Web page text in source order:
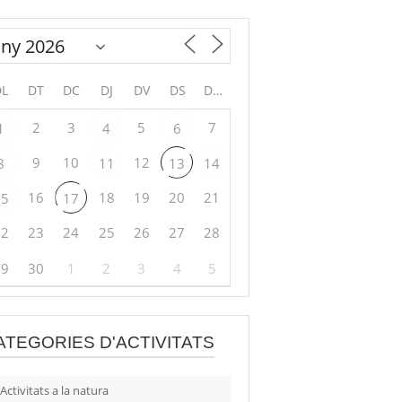
DT DC DJ DV DS DG
2 3 4 5 6 7
9 10 11 12 13
14
16 17 18 19 20
21
23 24 25 26 27
28
30 1 2 3 4 5
D'ACTIVITATS
Activitats a la natura